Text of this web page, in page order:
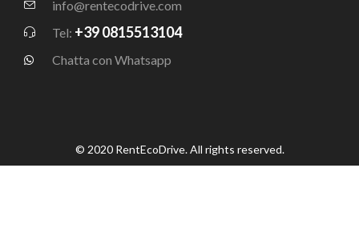
info@rentecodrive.com
Tel: +39 0815513104
Chatta con Whatsapp
© 2020 RentEcoDrive. All rights reserved.